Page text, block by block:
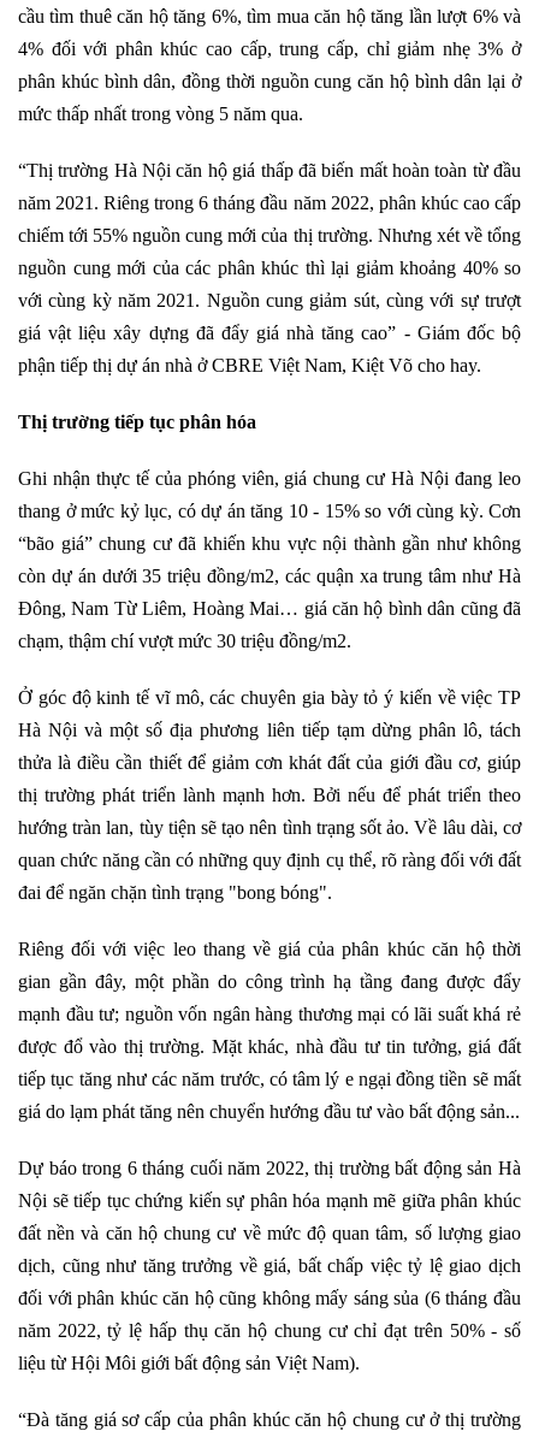
cầu tìm thuê căn hộ tăng 6%, tìm mua căn hộ tăng lần lượt 6% và
4% đối với phân khúc cao cấp, trung cấp, chỉ giảm nhẹ 3% ở
phân khúc bình dân, đồng thời nguồn cung căn hộ bình dân lại ở
mức thấp nhất trong vòng 5 năm qua.
“Thị trường Hà Nội căn hộ giá thấp đã biến mất hoàn toàn từ đầu
năm 2021. Riêng trong 6 tháng đầu năm 2022, phân khúc cao cấp
chiếm tới 55% nguồn cung mới của thị trường. Nhưng xét về tổng
nguồn cung mới của các phân khúc thì lại giảm khoảng 40% so
với cùng kỳ năm 2021. Nguồn cung giảm sút, cùng với sự trượt
giá vật liệu xây dựng đã đẩy giá nhà tăng cao” - Giám đốc bộ
phận tiếp thị dự án nhà ở CBRE Việt Nam, Kiệt Võ cho hay.
Thị trường tiếp tục phân hóa
Ghi nhận thực tế của phóng viên, giá chung cư Hà Nội đang leo
thang ở mức kỷ lục, có dự án tăng 10 - 15% so với cùng kỳ. Cơn
“bão giá” chung cư đã khiến khu vực nội thành gần như không
còn dự án dưới 35 triệu đồng/m2, các quận xa trung tâm như Hà
Đông, Nam Từ Liêm, Hoàng Mai… giá căn hộ bình dân cũng đã
chạm, thậm chí vượt mức 30 triệu đồng/m2.
Ở góc độ kinh tế vĩ mô, các chuyên gia bày tỏ ý kiến về việc TP
Hà Nội và một số địa phương liên tiếp tạm dừng phân lô, tách
thửa là điều cần thiết để giảm cơn khát đất của giới đầu cơ, giúp
thị trường phát triển lành mạnh hơn. Bởi nếu để phát triển theo
hướng tràn lan, tùy tiện sẽ tạo nên tình trạng sốt ảo. Về lâu dài, cơ
quan chức năng cần có những quy định cụ thể, rõ ràng đối với đất
đai để ngăn chặn tình trạng "bong bóng".
Riêng đối với việc leo thang về giá của phân khúc căn hộ thời
gian gần đây, một phần do công trình hạ tầng đang được đẩy
mạnh đầu tư; nguồn vốn ngân hàng thương mại có lãi suất khá rẻ
được đổ vào thị trường. Mặt khác, nhà đầu tư tin tưởng, giá đất
tiếp tục tăng như các năm trước, có tâm lý e ngại đồng tiền sẽ mất
giá do lạm phát tăng nên chuyển hướng đầu tư vào bất động sản...
Dự báo trong 6 tháng cuối năm 2022, thị trường bất động sản Hà
Nội sẽ tiếp tục chứng kiến sự phân hóa mạnh mẽ giữa phân khúc
đất nền và căn hộ chung cư về mức độ quan tâm, số lượng giao
dịch, cũng như tăng trưởng về giá, bất chấp việc tỷ lệ giao dịch
đối với phân khúc căn hộ cũng không mấy sáng sủa (6 tháng đầu
năm 2022, tỷ lệ hấp thụ căn hộ chung cư chỉ đạt trên 50% - số
liệu từ Hội Môi giới bất động sản Việt Nam).
“Đà tăng giá sơ cấp của phân khúc căn hộ chung cư ở thị trường